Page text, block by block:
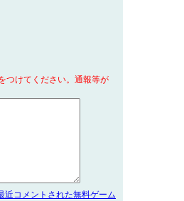
つけてください。通報等が
近コメントされた無料ゲーム